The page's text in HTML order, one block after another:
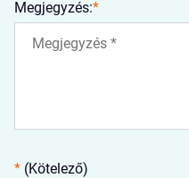
Megjegyzés:*
*(Kötelező)